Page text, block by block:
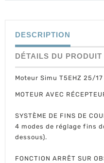
DESCRIPTION
DÉTAILS DU PRODUIT
Moteur Simu T5EHZ 25/
MOTEUR AVEC
SYSTÈME DE FINS DE
4 modes de réglage fins
dessous).
FONCTION ARRÊT SUR